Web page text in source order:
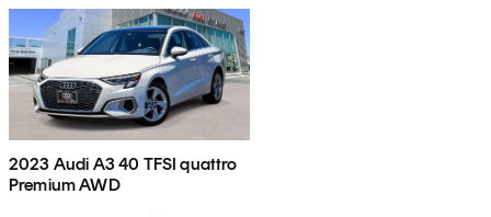
2023 Audi A3 40 TFSI quattro
Premium AWD